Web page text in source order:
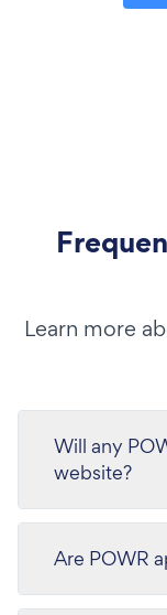
Learn more
Will any
website?
Are POWR